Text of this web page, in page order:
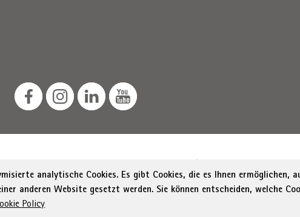
Menu Footer
zur Barrierefreiheit
analytische Cookies. Es gibt Cookies, die es Ihnen ermöglichen,
anderen Website gesetzt werden. Sie können entscheiden, welche
Policy